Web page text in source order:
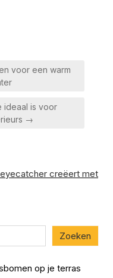
voor een warm
ideaal is voor
→
creëert met
Zoeken
op je terras